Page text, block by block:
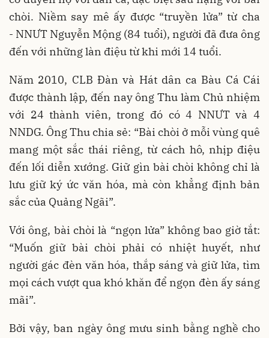
chòi. Niềm say mê ấy được “truyền lửa” từ cha
- NNƯT Nguyễn Mộng (84 tuổi), người đã đưa ông
đến với những làn điệu từ khi mới 14 tuổi.
Năm 2010, CLB Đàn và Hát dân ca Bàu Cá Cái
được thành lập, đến nay ông Thu làm Chủ nhiệm
với 24 thành viên, trong đó có 4 NNƯT và 4
NNDG. Ông Thu chia sẻ: “Bài chòi ở mỗi vùng quê
mang một sắc thái riêng, từ cách hô, nhịp điệu
đến lối diễn xướng. Giữ gìn bài chòi không chỉ là
lưu giữ ký ức văn hóa, mà còn khẳng định bản
sắc của Quảng Ngãi”.
Với ông, bài chòi là “ngọn lửa” không bao giờ tắt:
“Muốn giữ bài chòi phải có nhiệt huyết, như
người gác đèn văn hóa, thắp sáng và giữ lửa, tìm
mọi cách vượt qua khó khăn để ngọn đèn ấy sáng
mãi”.
Bởi vậy, ban ngày ông mưu sinh bằng nghề cho